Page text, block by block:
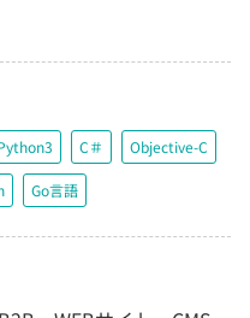
C＃ Objective-C
Go言語